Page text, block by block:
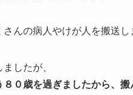
んの病人やけが人を搬送し
したが、
８０歳を過ぎましたから、